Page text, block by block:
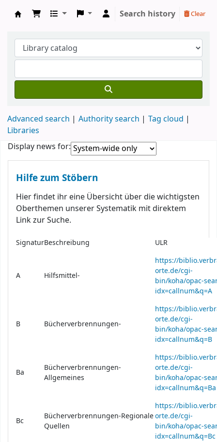
Search history Clear
Advanced search Authority search
Tag cloud
Libraries
Koha home
News
Display news for:
Hilfe zum Stöbern
Hier findet ihr eine Übersicht über die wichtigsten
Oberthemen unserer Systematik mit direktem
Link zur Suche.
SignaturBeschreibung ULR
A Hilfsmittel-
https://
orte.de/cgi-
bin/koha/opac-
idx=callnum&q=A
B Bücherverbrennungen-
https://
orte.de/cgi-
bin/koha/opac-
idx=callnum&q=B
Ba
Bücherverbrennungen-
Allgemeines
https://
orte.de/cgi-
bin/koha/opac-
idx=callnum&q=Ba
Bc
Bücherverbrennungen-Regionale
Quellen
https://
orte.de/cgi-
bin/koha/opac-
idx=callnum&q=Bc